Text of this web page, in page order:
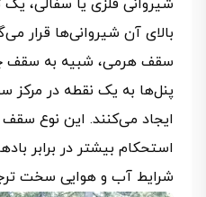
شیروانی فلزی یا سفالی، یک
بالای آن شیروانی‌ها قرار
سقف هرمی، شبیه به سقف
پنل‌ها به یک نقطه در
ایجاد می‌کنند. این نوع
استحکام بیشتر در برابر
شرایط آب و هوایی سخت